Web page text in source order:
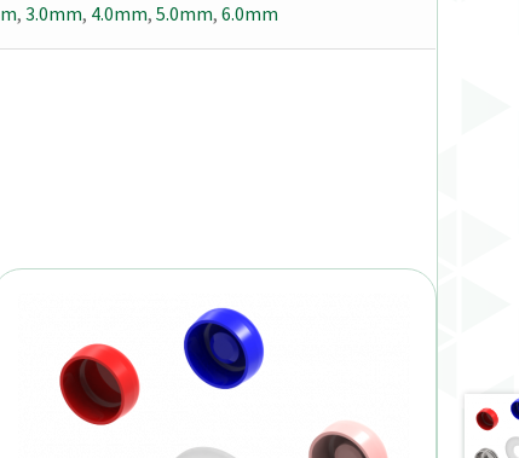
, 3.0mm, 4.0mm, 5.0mm, 6.0mm